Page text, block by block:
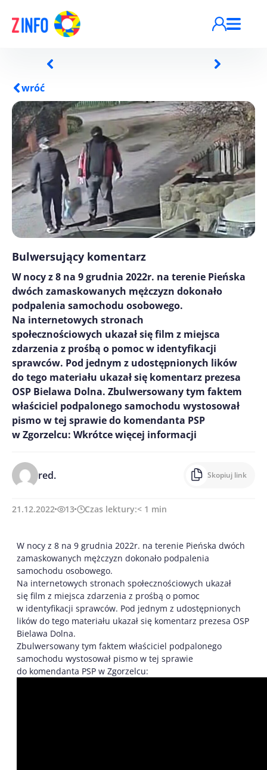
wróć
Bulwersujący komentarz
W nocy z 8 na 9 grudnia 2022r. na terenie Pieńska
dwóch zamaskowanych mężczyzn dokonało
podpalenia samochodu osobowego.
Na internetowych stronach
społecznościowych ukazał się film z miejsca
zdarzenia z prośbą o pomoc w identyfikacji
sprawców. Pod jednym z udostępnionych lików
do tego materiału ukazał się komentarz prezesa
OSP Bielawa Dolna. Zbulwersowany tym faktem
właściciel podpalonego samochodu wystosował
pismo w tej sprawie do komendanta PSP
w Zgorzelcu: Wkrótce więcej informacji
red. Skopiuj link
21.12.2022 13 Czas lektury:< 1 min
W nocy z 8 na 9 grudnia 2022r. na terenie Pieńska dwóch
zamaskowanych mężczyzn dokonało podpalenia
samochodu osobowego.
Na internetowych stronach społecznościowych ukazał
się film z miejsca zdarzenia z prośbą o pomoc
w identyfikacji sprawców. Pod jednym z udostępnionych
lików do tego materiału ukazał się komentarz prezesa OSP
Bielawa Dolna.
Zbulwersowany tym faktem właściciel podpalonego
samochodu wystosował pismo w tej sprawie
do komendanta PSP w Zgorzelcu: